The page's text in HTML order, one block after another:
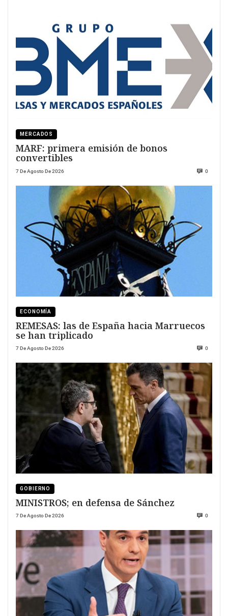
MERCADOS
MARF: primera emisión de bonos
convertibles
7 De Agosto De 2026 0
ECONOMÍA
REMESAS: las de España hacia Marruecos
se han triplicado
7 De Agosto De 2026 0
GOBIERNO
MINISTROS; en defensa de Sánchez
7 De Agosto De 2026 0